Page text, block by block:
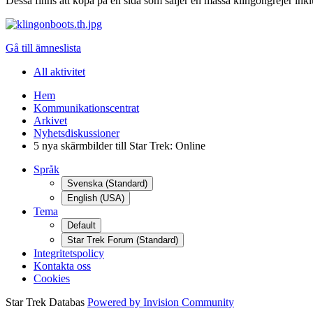
Gå till ämneslista
All aktivitet
Hem
Kommunikationscentrat
Arkivet
Nyhetsdiskussioner
5 nya skärmbilder till Star Trek: Online
Språk
Svenska (Standard)
English (USA)
Tema
Default
Star Trek Forum (Standard)
Integritetspolicy
Kontakta oss
Cookies
Star Trek Databas Powered by Invision Community